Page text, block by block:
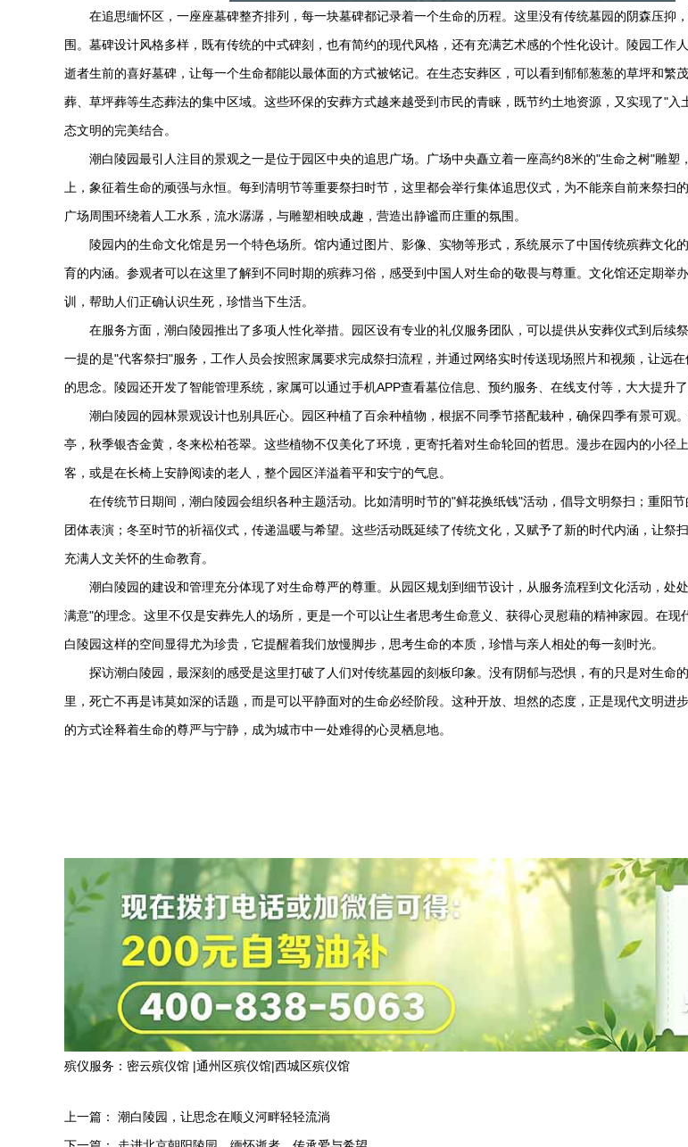
在追思缅怀区，一座座墓碑整齐排列，每一块墓碑都记录着一个生命的历程。这里没有传统墓园的阴森压抑
围。墓碑设计风格多样，既有传统的中式碑刻，也有简约的现代风格，还有充满艺术感的个性化设计。陵园工作
逝者生前的喜好墓碑，让每一个生命都能以最体面的方式被铭记。在生态安葬区，可以看到郁郁葱葱的草坪和繁
葬、草坪葬等生态葬法的集中区域。这些环保的安葬方式越来越受到市民的青睐，既节约土地资源，又实现了"入
态文明的完美结合。
潮白陵园最引人注目的景观之一是位于园区中央的追思广场。广场中央矗立着一座高约8米的"生命之树"雕塑
上，象征着生命的顽强与永恒。每到清明节等重要祭扫时节，这里都会举行集体追思仪式，为不能亲自前来祭扫
广场周围环绕着人工水系，流水潺潺，与雕塑相映成趣，营造出静谧而庄重的氛围。
陵园内的生命文化馆是另一个特色场所。馆内通过图片、影像、实物等形式，系统展示了中国传统殡葬文化
育的内涵。参观者可以在这里了解到不同时期的殡葬习俗，感受到中国人对生命的敬畏与尊重。文化馆还定期举
训，帮助人们正确认识生死，珍惜当下生活。
在服务方面， 潮白陵园推出了多项人性化举措。园区设有专业的礼仪服务团队，可以提供从安葬仪式到后续
一提的是"代客祭扫"服务，工作人员会按照家属要求完成祭扫流程，并通过网络实时传送现场照片和视频，让远
的思念。陵园还开发了智能管理系统，家属可以通过手机APP查看墓位信息、预约服务、在线支付等，大大提升了
潮白陵园的园林景观设计也别具匠心。园区种植了百余种植物，根据不同季节搭配栽种，确保四季有景可观
亭，秋季银杏金黄，冬来松柏苍翠。这些植物不仅美化了环境，更寄托着对生命轮回的哲思。漫步在园内的小径
客，或是在长椅上安静阅读的老人，整个园区洋溢着平和安宁的气息。
在传统节日期间， 潮白陵园会组织各种主题活动。比如清明时节的"鲜花换纸钱"活动，倡导文明祭扫；重阳
团体表演；冬至时节的祈福仪式，传递温暖与希望。这些活动既延续了传统文化，又赋予了新的时代内涵，让祭
充满人文关怀的生命教育。
潮白陵园的建设和管理充分体现了对生命尊严的尊重。从园区规划到细节设计，从服务流程到文化活动，处
满意"的理念。这里不仅是安葬先人的场所，更是一个可以让生者思考生命意义、获得心灵慰藉的精神家园。在现
白陵园这样的空间显得尤为珍贵，它提醒着我们放慢脚步，思考生命的本质，珍惜与亲人相处的每一刻时光。
探访潮白陵园 ，最深刻的感受是这里打破了人们对传统墓园的刻板印象。没有阴郁与恐惧，有的只是对生命
里，死亡不再是讳莫如深的话题，而是可以平静面对的生命必经阶段。这种开放、坦然的态度，正是现代文明进步
的方式诠释着生命的尊严与宁静，成为城市中一处难得的心灵栖息地。
殡仪服务： 密云殡仪馆 |通州区殡仪馆|西城区殡仪馆
上一篇： 潮白陵园，让思念在顺义河畔轻轻流淌